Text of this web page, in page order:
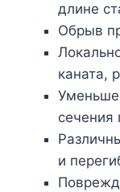
длине
Обрыв
каната,
сечения
и